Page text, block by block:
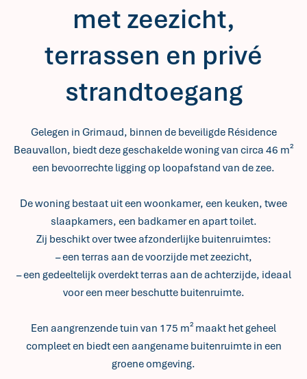
met zeezicht,
terrassen en privé
strandtoegang
Gelegen in Grimaud, binnen de beveiligde Résidence
Beauvallon, biedt deze geschakelde woning van circa 46 m²
een bevoorrechte ligging op loopafstand van de zee.
De woning bestaat uit een woonkamer, een keuken, twee
slaapkamers, een badkamer en apart toilet.
Zij beschikt over twee afzonderlijke buitenruimtes:
– een terras aan de voorzijde met zeezicht,
– een gedeeltelijk overdekt terras aan de achterzijde, ideaal
voor een meer beschutte buitenruimte.
Een aangrenzende tuin van 175 m² maakt het geheel
compleet en biedt een aangename buitenruimte in een
groene omgeving.